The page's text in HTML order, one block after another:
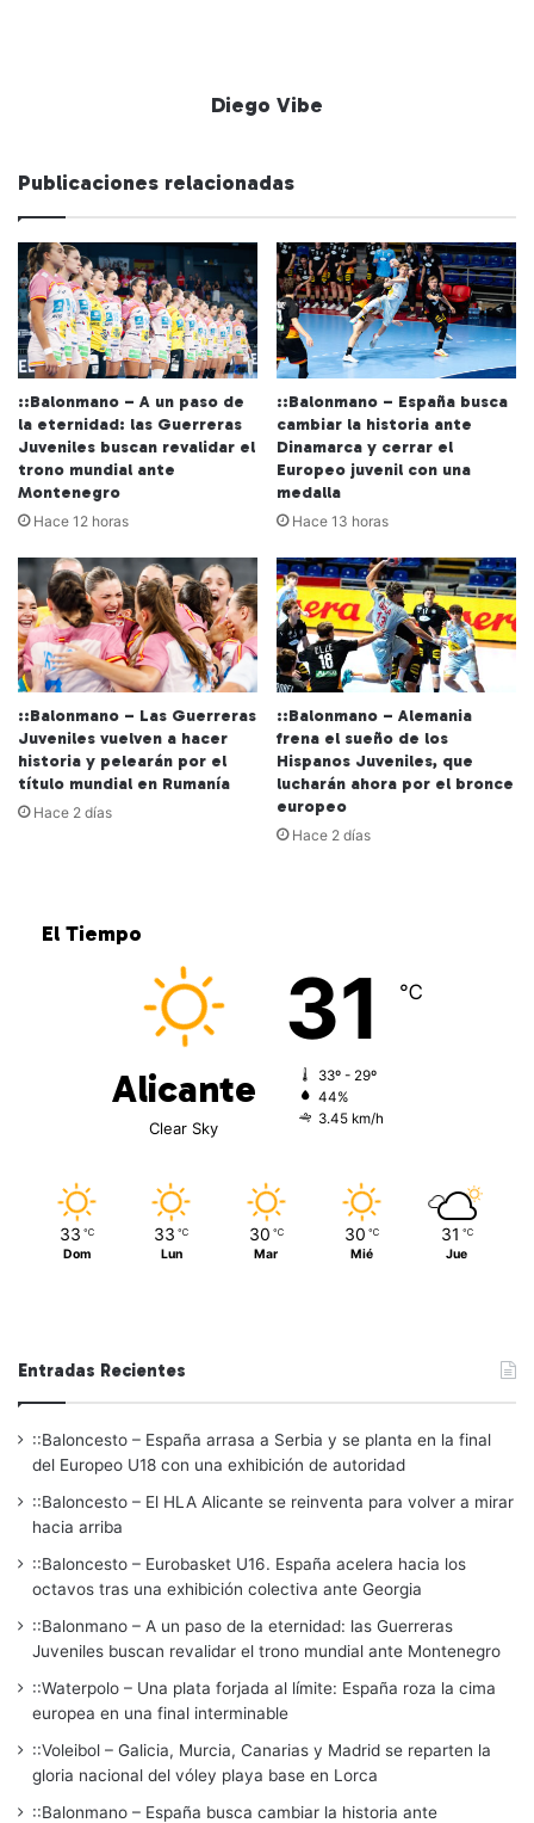
Diego Vibe
Publicaciones relacionadas
::Balonmano – A un paso de
la eternidad: las Guerreras
Juveniles buscan revalidar el
trono mundial ante
Montenegro
Hace 12 horas
::Balonmano – España busca
cambiar la historia ante
Dinamarca y cerrar el
Europeo juvenil con una
medalla
Hace 13 horas
::Balonmano – Las Guerreras
Juveniles vuelven a hacer
historia y pelearán por el
título mundial en Rumanía
Hace 2 días
::Balonmano – Alemania
frena el sueño de los
Hispanos Juveniles, que
lucharán ahora por el bronce
europeo
Hace 2 días
El Tiempo
Alicante
Clear Sky
31 ℃
33º - 29º
44%
3.45 km/h
33 ℃
Dom
33 ℃
Lun
30 ℃
Mar
30 ℃
Mié
31 ℃
Jue
Entradas Recientes
::Baloncesto – España arrasa a Serbia y se planta en la final
del Europeo U18 con una exhibición de autoridad
::Baloncesto – El HLA Alicante se reinventa para volver a mirar
hacia arriba
::Baloncesto – Eurobasket U16. España acelera hacia los
octavos tras una exhibición colectiva ante Georgia
::Balonmano – A un paso de la eternidad: las Guerreras
Juveniles buscan revalidar el trono mundial ante Montenegro
::Waterpolo – Una plata forjada al límite: España roza la cima
europea en una final interminable
::Voleibol – Galicia, Murcia, Canarias y Madrid se reparten la
gloria nacional del vóley playa base en Lorca
::Balonmano – España busca cambiar la historia ante